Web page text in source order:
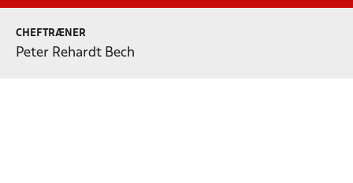
CHEFTRÆNER
Peter Rehardt Bech